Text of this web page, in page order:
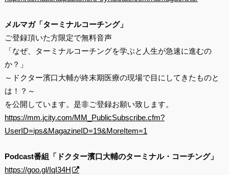
メルマガ「ターミナルコーチング」
ご登録頂いた方限定で無料音声
「なぜ、ターミナルコーチングを学ぶと人生が急速に進むの
か？」
～ドクター濱口大輔が終末期医療の現場で目にしてきたものと
は！？～
を公開しています。是非ご登録お願い致します。
https://mm.jcity.com/MM_PublicSubscribe.cfm?
UserID=ips&MagazineID=19&MoreItem=1
Podcast番組「ドクター濱口大輔のターミナル・コーチング」
https://goo.gl/IqI34H